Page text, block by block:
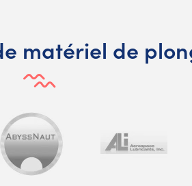
matériel de